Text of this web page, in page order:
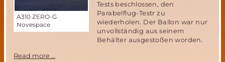
A310 ZERO-G
Novespace
Tests beschlossen, den
Parabelflug-Testr zu
wiederholen. Der Ballon war nur
unvollständig aus seinem
Behälter ausgestoßen worden.
Read more …